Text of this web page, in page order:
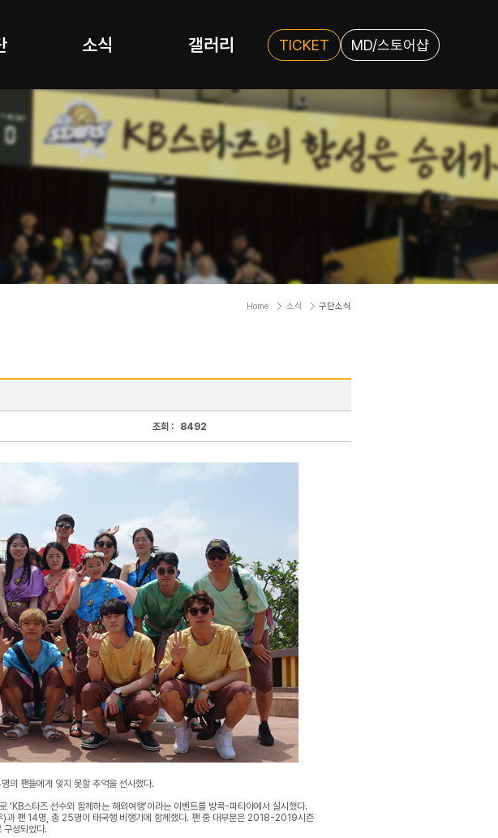
소식 갤러리 TICKET MD/스토어샵
Home 소식 구단소식
조회 : 8492
의 팬들에게 잊지 못할 추억을 선사했다.
스타즈 선수와 함께하는 해외여행’이라는 이벤트를 방콕-파타야에서 실시했다.
)과 팬 14명, 총 25명이 태국행 비행기에 함께했다. 팬 중 대부분은 2018-2019시즌
구성되었다.